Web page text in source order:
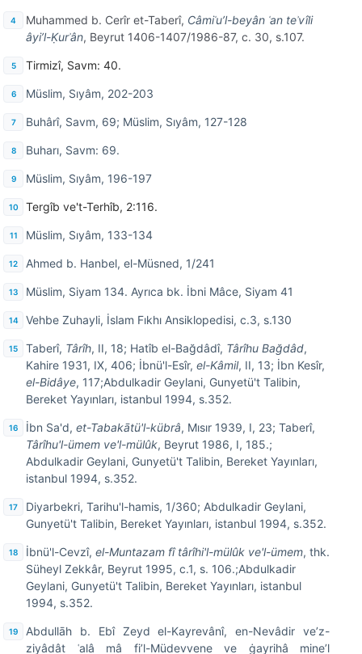
Muhammed b. Cerîr et-Taberî, Câmiʿu’l-beyân ʿan teʾvîli
âyi’l-Ḳurʾân, Beyrut 1406-1407/1986-87, c. 30, s.107.
Tirmizî, Savm: 40.
Müslim, Sıyâm, 202-203
Buhârî, Savm, 69; Müslim, Sıyâm, 127-128
Buharı, Savm: 69.
Müslim, Sıyâm, 196-197
Tergîb ve't-Terhîb, 2:116.
Müslim, Sıyâm, 133-134
Ahmed b. Hanbel, el-Müsned, 1/241
Müslim, Siyam 134. Ayrıca bk. İbni Mâce, Siyam 41
Vehbe Zuhayli, İslam Fıkhı Ansiklopedisi, c.3, s.130
Taberî, Târîh, II, 18; Hatîb el-Bağdâdî, Târîhu Bağdâd,
Kahire 1931, IX, 406; İbnü'l-Esîr, el-Kâmil, II, 13; İbn Kesîr,
el-Bidâye, 117;Abdulkadir Geylani, Gunyetü't Talibin,
Bereket Yayınları, istanbul 1994, s.352.
İbn Sa'd, et-Tabakātü'l-kübrâ, Mısır 1939, I, 23; Taberî,
Târîhu'l-ümem ve'l-mülûk, Beyrut 1986, I, 185.;
Abdulkadir Geylani, Gunyetü't Talibin, Bereket Yayınları,
istanbul 1994, s.352.
Diyarbekri, Tarihu'l-hamis, 1/360; Abdulkadir Geylani,
Gunyetü't Talibin, Bereket Yayınları, istanbul 1994, s.352.
İbnü'l-Cevzî, el-Muntazam fî târîhi'l-mülûk ve'l-ümem, thk.
Süheyl Zekkâr, Beyrut 1995, c.1, s. 106.;Abdulkadir
Geylani, Gunyetü't Talibin, Bereket Yayınları, istanbul
1994, s.352.
Abdullāh b. Ebî Zeyd el-Kayrevânî, en-Nevâdir ve’z-
ziyâdât ʿalâ mâ fi’l-Müdevvene ve ġayrihâ mine’l